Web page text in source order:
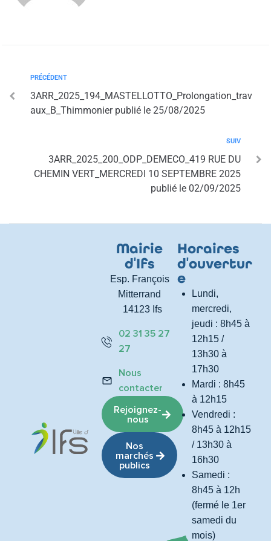
PRÉCÉDENT
3ARR_2025_194_MASTELLOTTO_Prolongation_trav
aux_B_Thimmonier publié le 25/08/2025
SUIV
3ARR_2025_200_ODP_DEMECO_419 RUE DU
CHEMIN VERT_MERCREDI 10 SEPTEMBRE 2025
publié le 02/09/2025
Mairie
d'Ifs
Esp. François
Mitterrand
14123 Ifs
02 31 35 27
27
Nous
contacter
Rejoignez-
nous
Nos
marchés
publics
Horaires
d'ouvertur
e
Lundi,
mercredi,
jeudi : 8h45 à
12h15 /
13h30 à
17h30
Mardi : 8h45
à 12h15
Vendredi :
8h45 à 12h15
/ 13h30 à
16h30
Samedi :
8h45 à 12h
(fermé le 1er
samedi du
mois)